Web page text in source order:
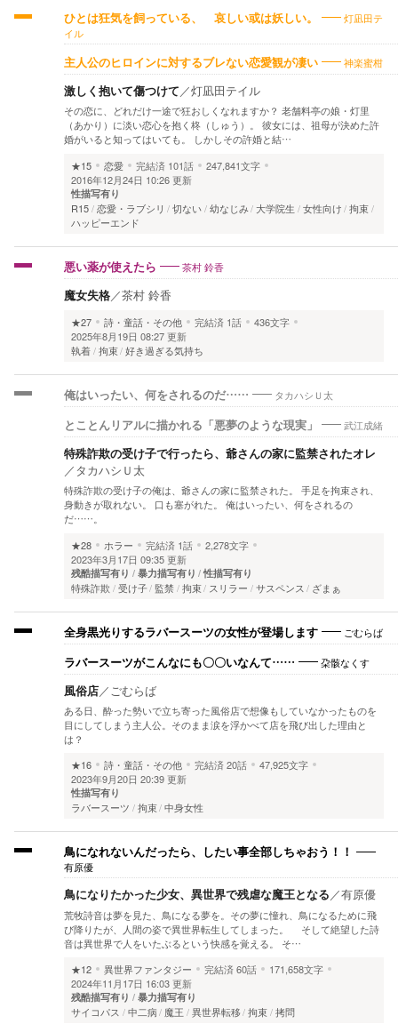
ひとは狂気を飼っている、 哀しい或は妖しい。
灯凪田テ
イル
主人公のヒロインに対するブレない恋愛観が凄い 神楽蜜柑
激しく抱いて傷つけて ／灯凪田テイル
その恋に、どれだけ一途で狂おしくなれますか？ 老舗料亭の娘・灯里
（あかり）に淡い恋心を抱く柊（しゅう）。 彼女には、祖母が決めた許
婚がいると知ってはいても。 しかしその許婚と結…
★15
恋愛 完結済 101話
247,841文字
2016年12月24日 10:26 更新
性描写有り
R15 恋愛・ラブシリ 切ない 幼なじみ 大学院生 女性向け 拘束
ハッピーエンド
悪い薬が使えたら 茶村 鈴香
魔女失格／茶村 鈴香
★27 詩・童話・その他 完結済 1話
436文字
2025年8月19日 08:27 更新
執着 拘束 好き過ぎる気持ち
俺はいったい、何をされるのだ…… タカハシＵ太
とことんリアルに描かれる「悪夢のような現実」 武江成緒
特殊詐欺の受け子で行ったら、爺さんの家に監禁されたオレ
／ タカハシＵ太
特殊詐欺の受け子の俺は、爺さんの家に監禁された。 手足を拘束され、
身動きが取れない。 口も塞がれた。 俺はいったい、何をされるの
だ……。
★28
ホラー 完結済 1話
2,278文字
2023年3月17日 09:35 更新
残酷描写有り 暴力描写有り 性描写有り
特殊詐欺 受け子 監禁 拘束 スリラー サスペンス ざまぁ
全身黒光りするラバースーツの女性が登場します ごむらば
ラバースーツがこんなにも〇〇いなんて…… 朶骸なくす
風俗店／ ごむらば
ある日、酔った勢いで立ち寄った風俗店で想像もしていなかったものを
目にしてしまう主人公。そのまま涙を浮かべて店を飛び出した理由と
は？
★16
詩・童話・その他 完結済20話
47,925文字
2023年9月20日 20:39 更新
性描写有り
ラバースーツ 拘束 中身女性
鳥になれないんだったら、したい事全部しちゃおう！！
有原優
鳥になりたかった少女、異世界で残虐な魔王となる／有原優
荒牧詩音は夢を見た、鳥になる夢を。その夢に憧れ、鳥になるために飛
び降りたが、人間の姿で異世界転生してしまった。 そして絶望した詩
音は異世界で人をいたぶるという快感を覚える。 そ…
★12
異世界ファンタジー 完結済60話
171,658文字
2024年11月17日 16:03 更新
残酷描写有り 暴力描写有り
サイコパス 中二病 魔王 異世界転移 拘束 拷問